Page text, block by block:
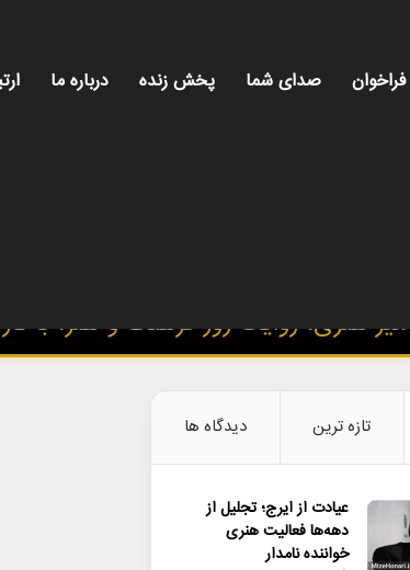
فراخوان صدای شما پخش زنده درباره ما
روایت روز فرهنگ و هنر، با
تازه ترین دیدگاه ها
عیادت از ایرج؛ تجلیل از
دهه‌ها فعالیت هنری
خواننده نامدار